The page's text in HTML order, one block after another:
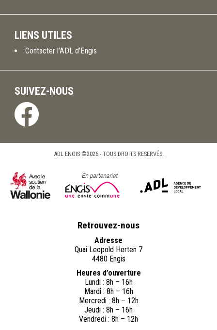
LIENS UTILES
Contacter l’ADL d’Engis
SUIVEZ-NOUS
ADL ENGIS ©2026 - TOUS DROITS RESERVÉS.
Retrouvez-nous
Adresse
Quai Leopold Herten 7
4480 Engis
Heures d’ouverture
Lundi : 8h – 16h
Mardi : 8h – 16h
Mercredi : 8h – 12h
Jeudi : 8h – 16h
Vendredi : 8h – 12h